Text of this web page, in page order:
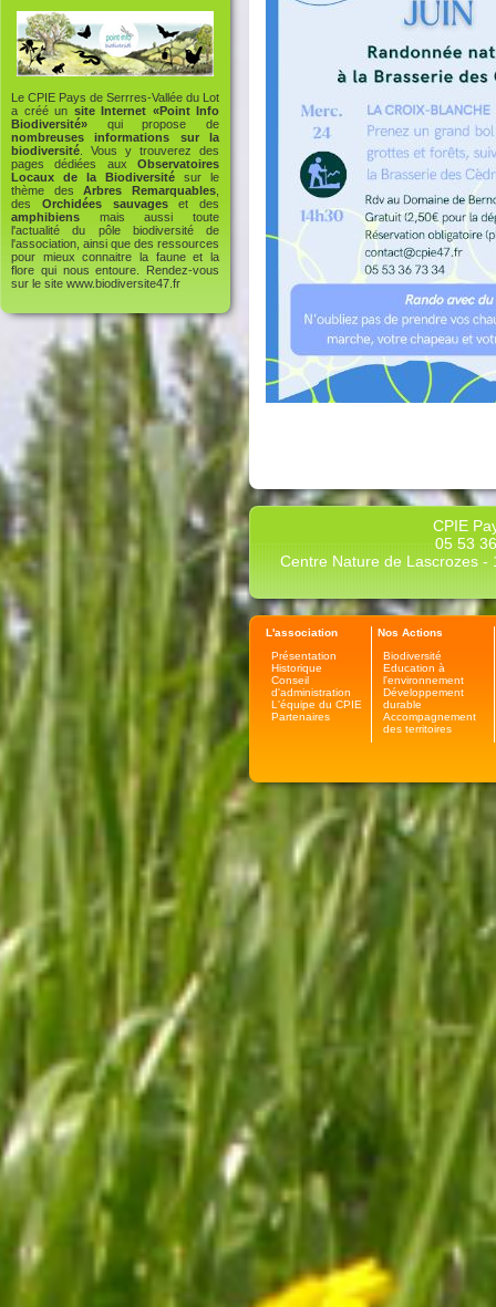
Le CPIE Pays de Serrres-Vallée du Lot
a créé un site Internet «Point Info
Biodiversité» qui propose de
nombreuses informations sur la
biodiversité . Vous y trouverez des
pages dédiées aux Observatoires
Locaux de la Biodiversité sur le
thème desArbres Remarquables
des Orchidées sauvageset des
amphibiens mais aussi toute
l'actualité du pôle biodiversité de
l'association, ainsi que des ressources
pour mieux connaitre la faune et la
flore qui nous entoure. Rendez-vous
sur le site www.biodiversite47.fr
CPIE
05 53
Centre Nature de Lascrozes -
L'association
Présentation
Historique
Conseil
d'administration
L'équipe du CPIE
Partenaires
Nos Actions
Biodiversité
Education à
l'environnement
Développement
durable
Accompagnement
des territoires